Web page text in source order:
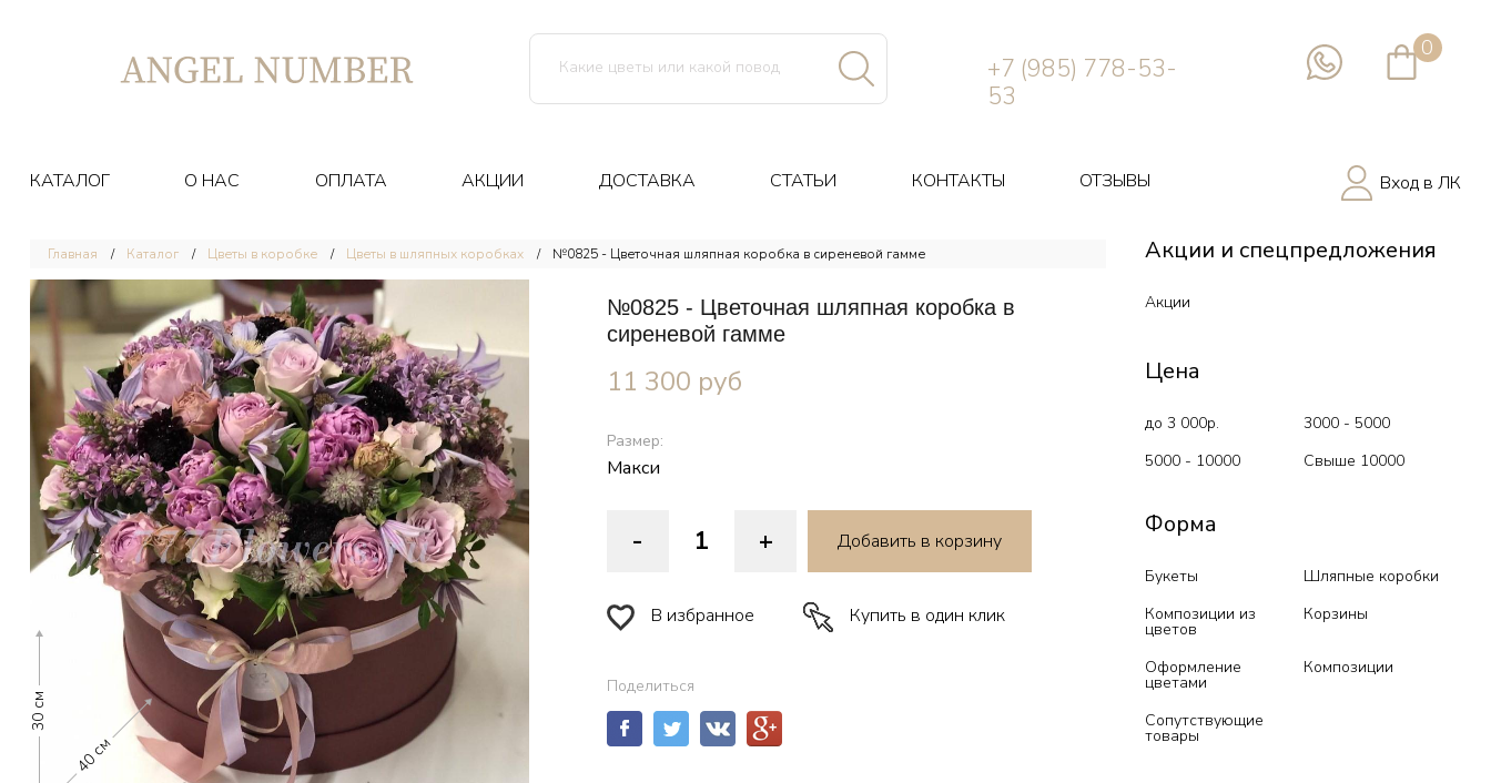
+7 (985) 778-53-
53
0
КАТАЛОГ О НАС ОПЛАТА АКЦИИ ДОСТАВКА СТАТЬИ КОНТАКТЫ ОТЗЫВЫ Вход в ЛК
Главная Каталог Цветы в коробке Цветы в шляпных коробках №0825 - Цветочная шляпная коробка в сиреневой гамме
30 см
40 см
№0825 - Цветочная шляпная коробка в
сиреневой гамме
11 300 руб
Размер:
Макси
- + Добавить в корзину
В избранное Купить в один клик
Поделиться
Акции и спецпредложения
Акции
Цена
до 3 000р.
3000 - 5000
5000 - 10000
Свыше 10000
Форма
Букеты
Шляпные коробки
Композиции из
цветов
Корзины
Оформление
цветами
Композиции
Сопутствующие
товары